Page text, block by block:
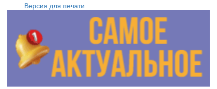
Версия для печати